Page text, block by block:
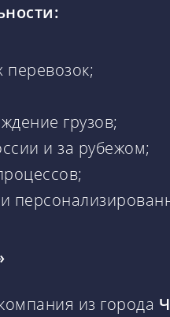
грузов;
и за рубежом;
и
из города